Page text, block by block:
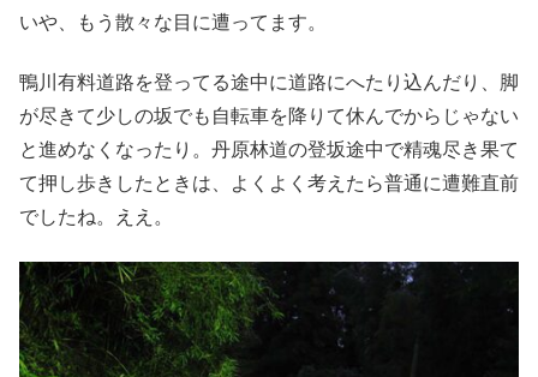
いや、もう散々な目に遭ってます。
鴨川有料道路を登ってる途中に道路にへたり込んだり、脚
が尽きて少しの坂でも自転車を降りて休んでからじゃない
と進めなくなったり。丹原林道の登坂途中で精魂尽き果て
て押し歩きしたときは、よくよく考えたら普通に遭難直前
でしたね。ええ。